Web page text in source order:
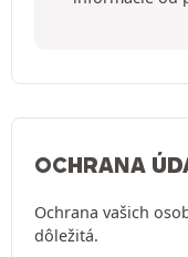
OCHRANA
Ochrana vašich
dôležitá.